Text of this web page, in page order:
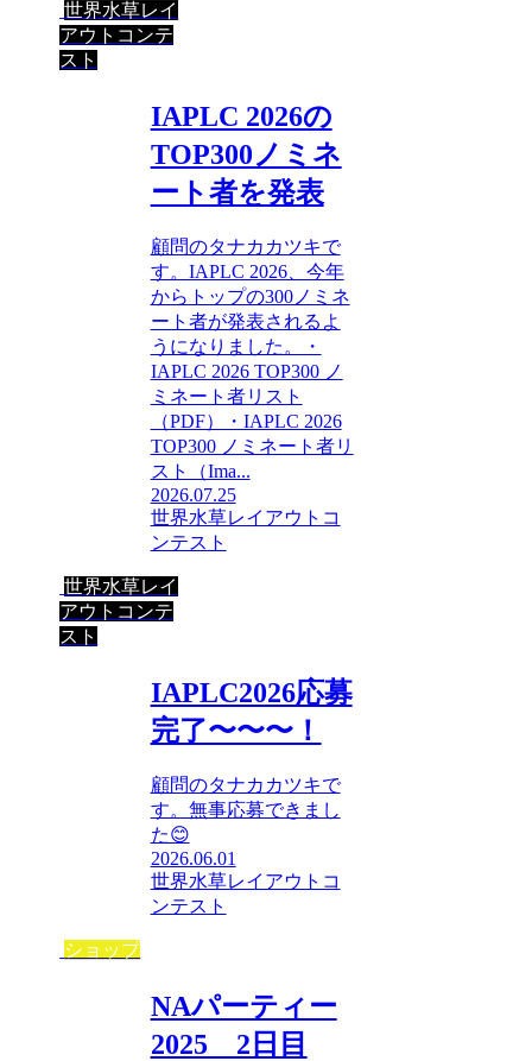
世界水草レイ
アウトコンテ
スト
IAPLC 2026の
TOP300ノミネ
ート者を発表
顧問のタナカカツキで
す。IAPLC 2026、今年
からトップの300ノミネ
ート者が発表されるよ
うになりました。・
IAPLC 2026 TOP300 ノ
ミネート者リスト
（PDF）・IAPLC 2026
TOP300 ノミネート者リ
スト（Ima...
2026.07.25
世界水草レイアウトコ
ンテスト
世界水草レイ
アウトコンテ
スト
IAPLC2026応募
完了〜〜〜！
顧問のタナカカツキで
す。無事応募できまし
た😊
2026.06.01
世界水草レイアウトコ
ンテスト
ショップ
NAパーティー
2025 2日目